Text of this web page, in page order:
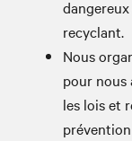
recyclant.
Nous
pour nous
les lois et